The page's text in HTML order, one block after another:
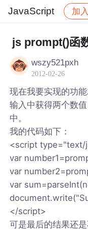
JavaScript 加入
社区 JavaScript
js prompt()函
wszy521pxh
2012-02-26
现在我要实现的功
输入中获得两个数
中。
我的代码如下：
<script type="text/
var
var
var
</script>
可是最后的结果还